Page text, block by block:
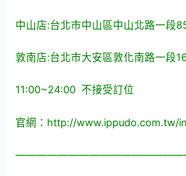
中山店:台北市中山區中山北路一段
敦南店:台北市大安區敦化南路一段
11:00~24:00 不接受訂位
官網： http://www.ippudo.com.tw/